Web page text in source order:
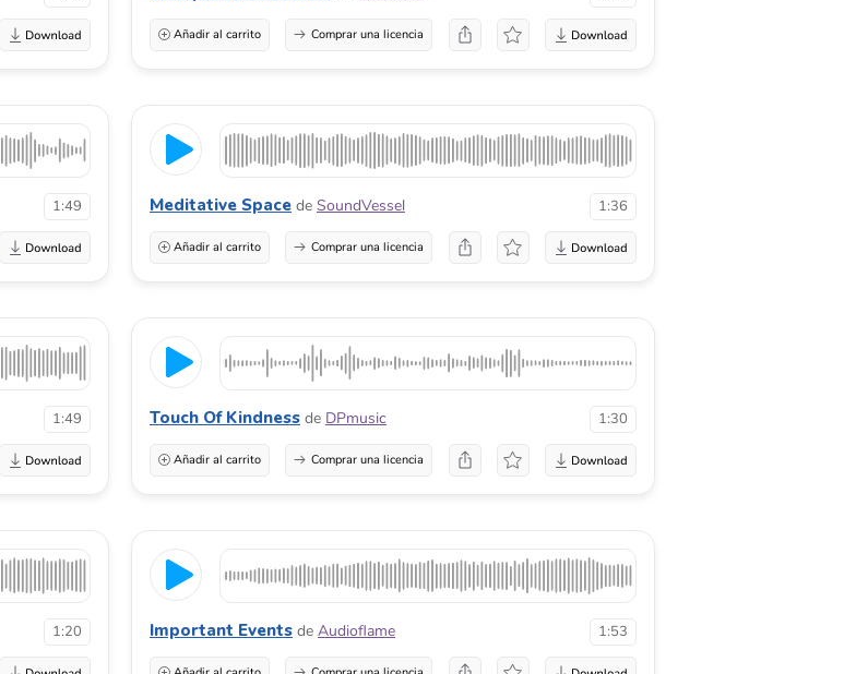
Añadir al carrito Comprar una licencia
1:49 Meditative Space de SoundVessel 1:36
Añadir al carrito Comprar una licencia
1:49 Touch Of Kindness de DPmusic 1:30
Añadir al carrito Comprar una licencia
1:20 Important Events de Audioflame 1:53